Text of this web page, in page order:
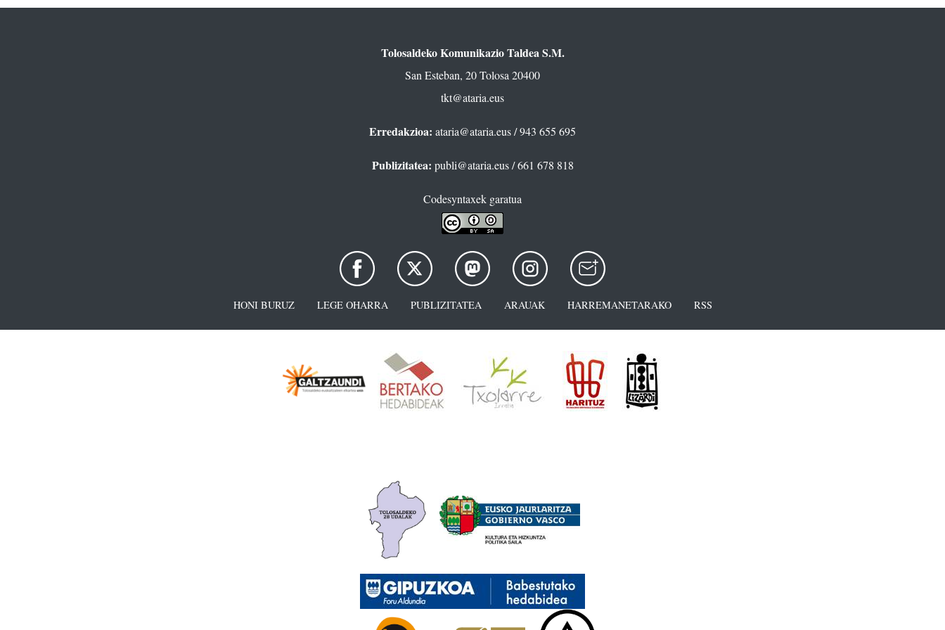
Tolosaldeko Komunikazio Taldea S.M.
San Esteban, 20 Tolosa 20400
tkt@ataria.eus
Erredakzioa: ataria@ataria.eus/ 943 655 695
Publizitatea: publi@ataria.eus/ 661 678 818
Codesyntaxek garatua
HONI BURUZ LEGE OHARRA PUBLIZITATEA ARAUAK HARREMANETARAKO RSS